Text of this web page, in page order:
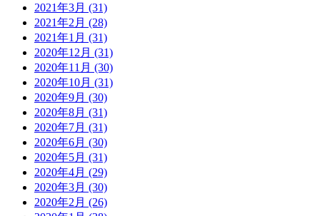
2021年3月 (31)
2021年2月 (28)
2021年1月 (31)
2020年12月 (31)
2020年11月 (30)
2020年10月 (31)
2020年9月 (30)
2020年8月 (31)
2020年7月 (31)
2020年6月 (30)
2020年5月 (31)
2020年4月 (29)
2020年3月 (30)
2020年2月 (26)